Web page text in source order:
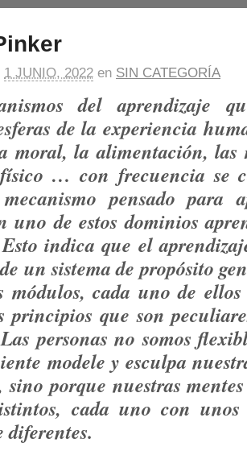
1 JUNIO, 2022 en SIN CATEGORÍA
del aprendizaje
de la experiencia
moral, la alimentación, las
… con frecuencia se
pensado para
uno de estos dominios
indica que el
un sistema de propósito
módulos, cada uno de
principios que son
personas no somos
modele y esculpa
sino porque nuestras
cada uno con unos
diferentes.